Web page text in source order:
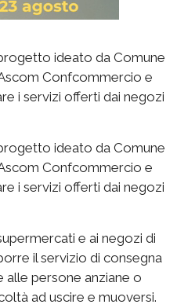
ideato da Comune
Confcommercio e
i servizi offerti dai negozi
ideato da Comune
Confcommercio e
i servizi offerti dai negozi
e ai negozi di
il servizio di consegna
alle persone anziane o
ad uscire e muoversi.